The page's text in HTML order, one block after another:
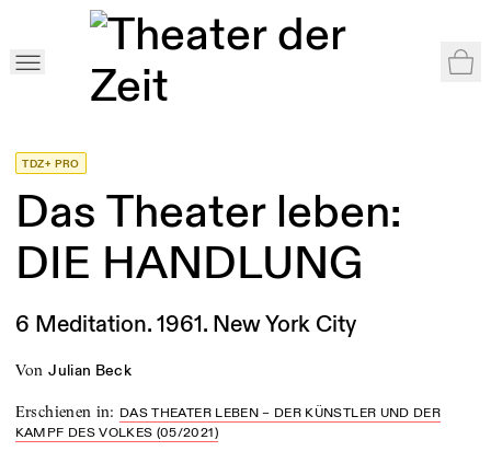
Shop >
TDZ+ PRO
Das Theater leben:
DIE HANDLUNG
6 Meditation. 1961. New York City
von Julian Beck
Erschienen in: DAS THEATER LEBEN – DER KÜNSTLER UND DER
KAMPF DES VOLKES (05/2021)